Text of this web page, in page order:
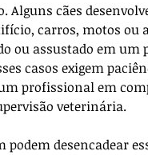
Alguns cães
carros, motos ou
ou assustado em
casos exigem
profissional em
veterinária.
desencadear